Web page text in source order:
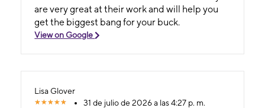
are very great at their work and will help you
get the biggest bang for your buck.
View on Google
Lisa Glover
31 de julio de 2026 a las 4:27 p. m.